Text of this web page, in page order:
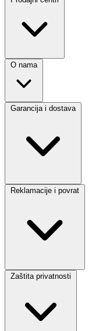
O nama
Garancija i dostava
Reklamacije i povrat
Zaštita privatnosti